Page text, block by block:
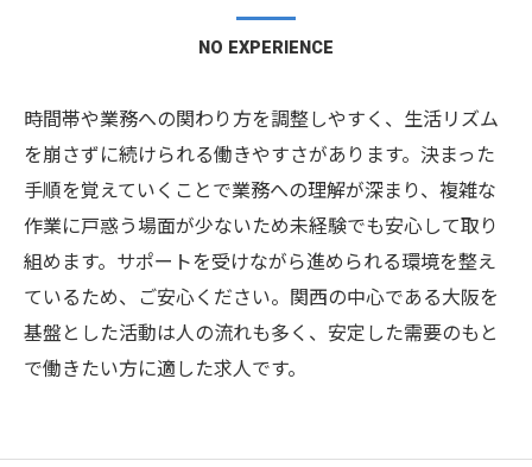
NO EXPERIENCE
時間帯や業務への関わり方を調整しやすく、生活リズム
を崩さずに続けられる働きやすさがあります。決まった
手順を覚えていくことで業務への理解が深まり、複雑な
作業に戸惑う場面が少ないため未経験でも安心して取り
組めます。サポートを受けながら進められる環境を整え
ているため、ご安心ください。関西の中心である大阪を
基盤とした活動は人の流れも多く、安定した需要のもと
で働きたい方に適した求人です。